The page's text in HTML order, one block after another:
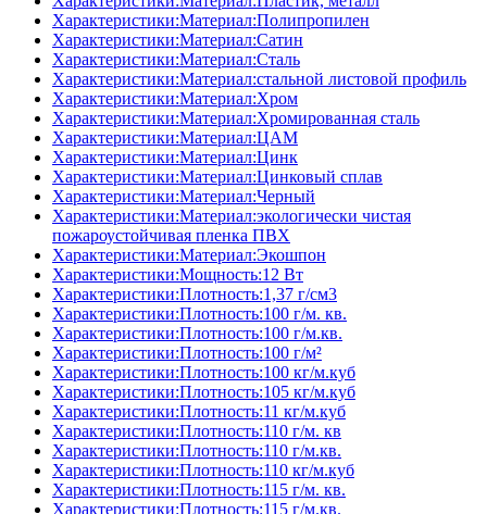
Характеристики:Материал:Полипропилен
Характеристики:Материал:Сатин
Характеристики:Материал:Сталь
Характеристики:Материал:стальной листовой профиль
Характеристики:Материал:Хром
Характеристики:Материал:Хромированная сталь
Характеристики:Материал:ЦАМ
Характеристики:Материал:Цинк
Характеристики:Материал:Цинковый сплав
Характеристики:Материал:Черный
Характеристики:Материал:экологически чистая
пожароустойчивая пленка ПВХ
Характеристики:Материал:Экошпон
Характеристики:Мощность:12 Вт
Характеристики:Плотность:1,37 г/см3
Характеристики:Плотность:100 г/м. кв.
Характеристики:Плотность:100 г/м.кв.
Характеристики:Плотность:100 г/м²
Характеристики:Плотность:100 кг/м.куб
Характеристики:Плотность:105 кг/м.куб
Характеристики:Плотность:11 кг/м.куб
Характеристики:Плотность:110 г/м. кв
Характеристики:Плотность:110 г/м.кв.
Характеристики:Плотность:110 кг/м.куб
Характеристики:Плотность:115 г/м. кв.
Характеристики:Плотность:115 г/м.кв.